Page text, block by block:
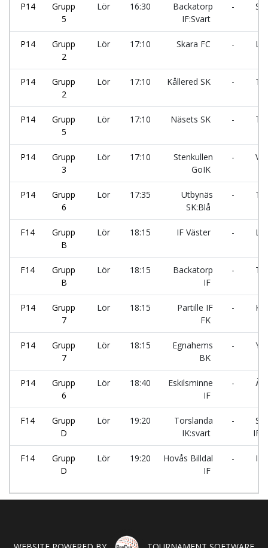
P14
Grupp
5
Lör 16:30
Backatorp
IF:Svart
-
P14
Grupp
2
Lör 17:10 Skara FC -
P14
Grupp
2
Lör 17:10 Kållered SK -
P14
Grupp
5
Lör 17:10 Näsets SK -
P14
Grupp
3
Lör 17:10
Stenkullen
GoIK
-
P14
Grupp
6
Lör 17:35
Utbynäs
SK:Blå
-
F14
Grupp
B
Lör 18:15 IF Väster -
F14
Grupp
B
Lör 18:15
Backatorp
IF
-
P14
Grupp
7
Lör 18:15
Partille IF
FK
-
P14
Grupp
7
Lör 18:15
Egnahems
BK
-
P14
Grupp
6
Lör 18:40
Eskilsminne
IF
-
F14
Grupp
D
Lör 19:20
Torslanda
IK:svart
-
IF
F14
Grupp
D
Lör 19:20
Hovås Billdal
IF
- Ik